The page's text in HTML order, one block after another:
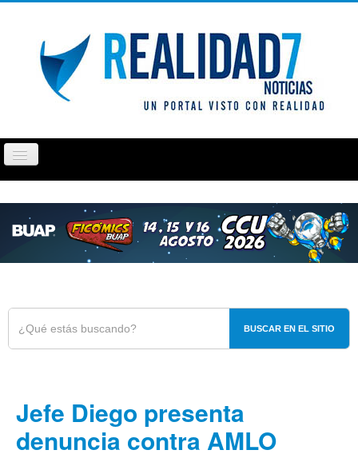
Cambiar
navegación
PUEBLA TLAXCALA OPINIÓN
BUSCAR EN EL SITIO
Jefe Diego presenta
denuncia contra AMLO